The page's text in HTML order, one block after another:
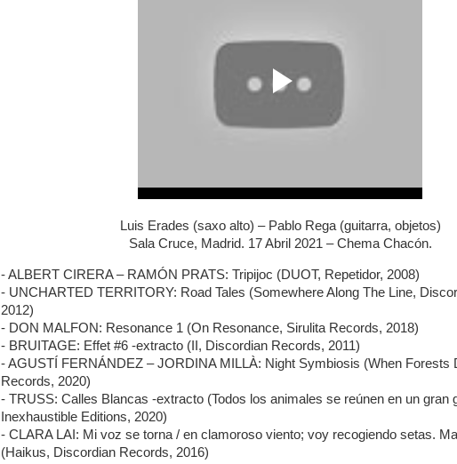
Luis Erades (saxo alto) – Pablo Rega (guitarra, objetos)
Sala Cruce, Madrid. 17 Abril 2021 – Chema Chacón.
- ALBERT CIRERA – RAMÓN PRATS: Tripijoc (DUOT, Repetidor, 2008)
- UNCHARTED TERRITORY: Road Tales (Somewhere Along The Line,
2012)
- DON MALFON: Resonance 1 (On Resonance, Sirulita Records, 2018)
- BRUITAGE: Effet #6 -extracto (II, Discordian Records, 2011)
- AGUSTÍ FERNÁNDEZ – JORDINA MILLÀ: Night Symbiosis (When Forests
Records, 2020)
- TRUSS: Calles Blancas -extracto (Todos los animales se reúnen en un gran
Inexhaustible Editions, 2020)
- CLARA LAI: Mi voz se torna / en clamoroso viento; voy recogiendo setas.
(Haikus, Discordian Records, 2016)